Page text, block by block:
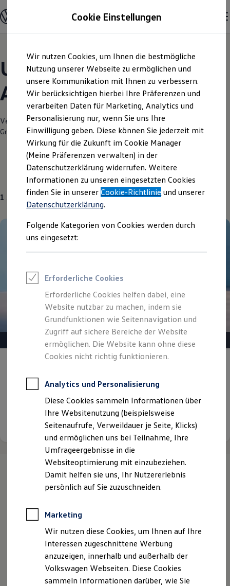
Hauptinhalt
springen
Footer
springen
Modelle und Konfigurator
Konfigurator
Modelle vergleichen
Elektroautos
ENERGY Sondermodelle
Nutzfahrzeuge
SUV und CUV
Familienautos
Kombis
Kompaktwagen
Sportwagen
Schnell verfügbare Fahrzeuge
Angebote und Produkte
Aktuelle Angebote
E-Auto-Förderung
Volkswagen Marktplatz
Die ENERGY Sondermodelle
Junge Gebrauchtwagen und Gebrauchtwagen
Volkswagen Zertifizierte Gebrauchtwagen
Elektromobilität bei Gebrauchtwagen
Saisonangebote
Reifenpakete
Leasing
Leasing-Angebote
Elektroauto Leasing
Kleinwagen-Leasing
Leasing ohne Anzahlung
Finanzierung
Autokredit mit Schlussrate
Versicherungen und Garantien
Kfz-Versicherung
Restschuldversicherungen
Garantien
Professional Class bei Volkswagen
Behörden
Direktkunden
Sonderfahrzeuge
Anpfiff zum Gewinn
Elektromobilität
Elektroautos
ID. Tutorials
Elektrofahrzeugkonzepte
ID. EVERY1
Reichweite
Rekuperation
Laden unterwegs
Laden Zuhause
Ladestationen finden
Ladezeitensimulator
Batterie
Sicherheit
Unsere aktuellen
Angebote und mehr
Verantwortlich für die Inhalte auf dieser Seite ist die Autohaus Klaiber
GmbH
Impressum & Rechtliches)
1 Angebot
Gepflegt, geprüft und für gut befunden.
Volkswagen Zertifizierte
Gebrauchtwagen.
Details ansehen
Ihrenächsten
Schritte
Probefahrt vereinbaren
Cookie Einstellungen
Wir nutzen Cookies, um Ihnen die bestmögliche
Nutzung unserer Webseite zu ermöglichen und
unsere Kommunikation mit Ihnen zu verbessern.
Wir berücksichtigen hierbei Ihre Präferenzen und
verarbeiten Daten für Marketing, Analytics und
Personalisierung nur, wenn Sie uns Ihre
Einwilligung geben. Diese können Sie jederzeit mit
Wirkung für die Zukunft im Cookie Manager
(Meine Präferenzen verwalten) in der
Datenschutzerklärung widerrufen. Weitere
Informationen zu unseren eingesetzten Cookies
finden Sie in unsererCookie-Richtlinie und unserer
Datenschutzerklärung.
Folgende Kategorien von Cookies werden durch
uns eingesetzt:
Erforderliche Cookies
Erforderliche Cookies helfen dabei, eine
Website nutzbar zu machen, indem sie
Grundfunktionen wie Seitennavigation und
Zugriff auf sichere Bereiche der Website
ermöglichen. Die Website kann ohne diese
Cookies nicht richtig funktionieren.
Analytics und Personalisierung
Diese Cookies sammeln Informationen über
Ihre Websitenutzung (beispielsweise
Seitenaufrufe, Verweildauer je Seite, Klicks)
und ermöglichen uns bei Teilnahme, Ihre
Umfrageergebnisse in die
Websiteoptimierung mit einzubeziehen.
Damit helfen sie uns, Ihr Nutzererlebnis
persönlich auf Sie zuzuschneiden.
Marketing
Wir nutzen diese Cookies, um Ihnen auf Ihre
Interessen zugeschnittene Werbung
anzuzeigen, innerhalb und außerhalb der
Volkswagen Webseiten. Diese Cookies
sammeln Informationen darüber, wie Sie